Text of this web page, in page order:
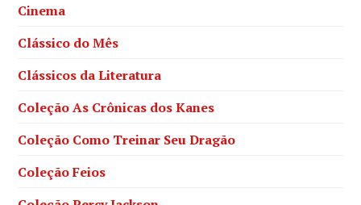
Cinema
Clássico do Mês
Clássicos da Literatura
Coleção As Crônicas dos Kanes
Coleção Como Treinar Seu Dragão
Coleção Feios